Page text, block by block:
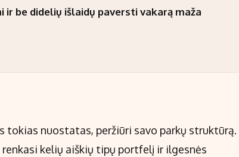
be didelių išlaidų paversti vakarą maža
tokias nuostatas, peržiūri savo parkų struktūrą.
kelių aiškių tipų portfelį ir ilgesnės